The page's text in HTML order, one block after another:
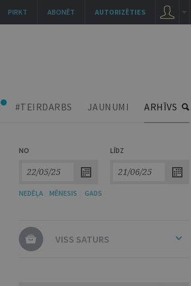
#TEIRDARBS JAUNUMI ARHĪVS
NO LĪDZ
NEDĒĻA MĒNESIS GADS
VISS SATURS
AUTORIZĒTIES
ABONĒT
PIRKT